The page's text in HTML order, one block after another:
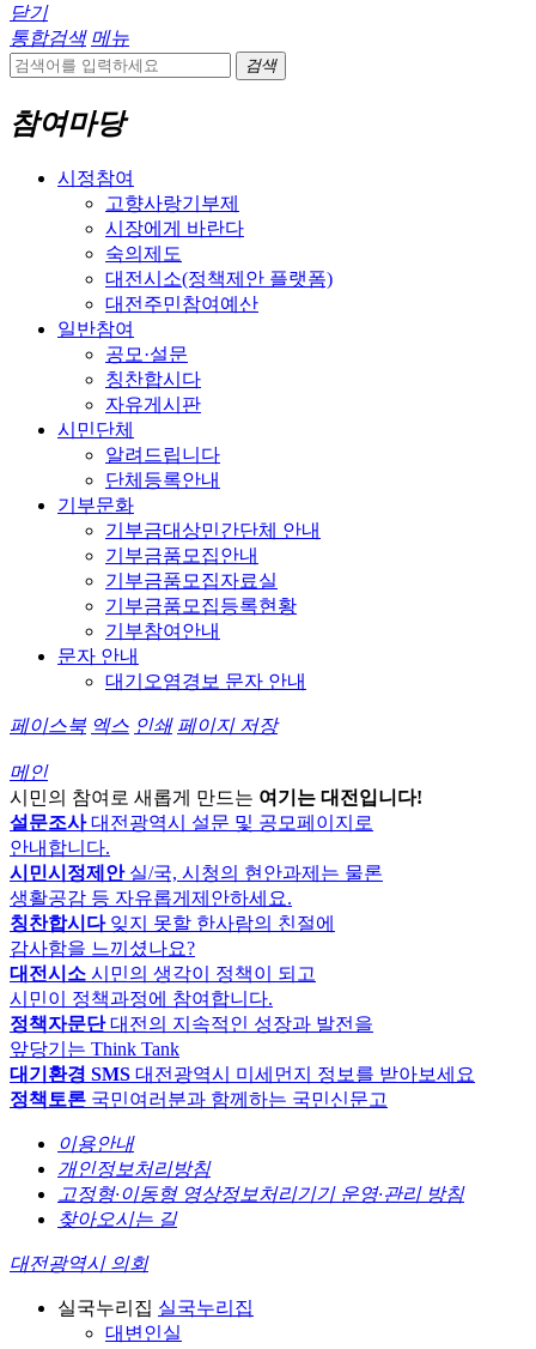
닫기
통합검색 메뉴
검색
참여마당
시정참여
고향사랑기부제
시장에게 바란다
숙의제도
대전시소(정책제안 플랫폼)
대전주민참여예산
일반참여
공모·설문
칭찬합시다
자유게시판
시민단체
알려드립니다
단체등록안내
기부문화
기부금대상민간단체 안내
기부금품모집안내
기부금품모집자료실
기부금품모집등록현황
기부참여안내
문자 안내
대기오염경보 문자 안내
페이스북 엑스 인쇄 페이지 저장
메인
시민의 참여로 새롭게 만드는 여기는 대전입니다!
설문조사 대전광역시 설문 및 공모페이지로
안내합니다.
시민시정제안 실/국, 시청의 현안과제는 물론
생활공감 등 자유롭게제안하세요.
칭찬합시다 잊지 못할 한사람의 친절에
감사함을 느끼셨나요?
대전시소 시민의 생각이 정책이 되고
시민이 정책과정에 참여합니다.
정책자문단 대전의 지속적인 성장과 발전을
앞당기는 Think Tank
대기환경 SMS 대전광역시 미세먼지 정보를 받아보세요
정책토론 국민여러분과 함께하는 국민신문고
이용안내
개인정보처리방침
고정형·이동형 영상정보처리기기 운영·관리 방침
찾아오시는 길
대전광역시 의회
실국누리집 실국누리집
대변인실